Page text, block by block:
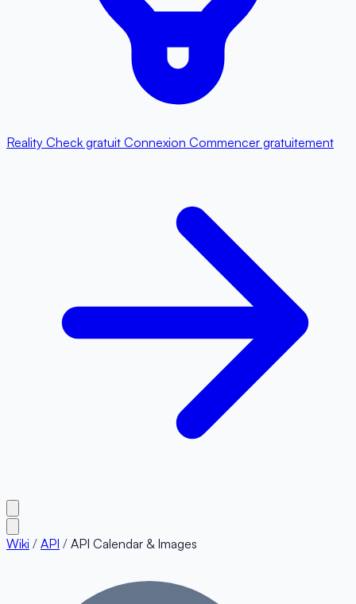
Reality Check gratuit Connexion Commencer gratuitement
Wiki / API / API Calendar & Images